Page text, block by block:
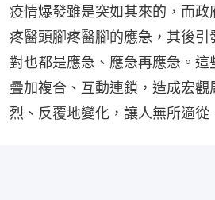
疫情爆發雖是突如其來的，而政
疼醫頭腳疼醫腳的應急，其後
對也都是應急、應急再應急。這
疊加複合、互動連鎖，造成宏觀
烈、反覆地變化，讓人無所適從